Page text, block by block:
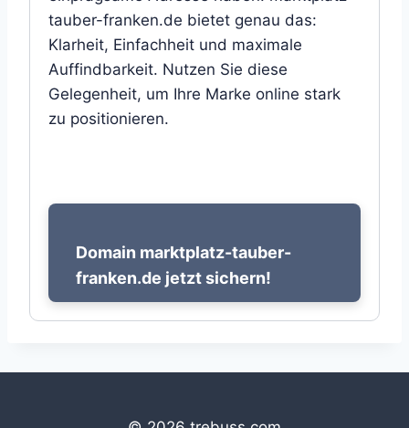
tauber-franken.de bietet genau das:
Klarheit, Einfachheit und maximale
Auffindbarkeit. Nutzen Sie diese
Gelegenheit, um Ihre Marke online stark
zu positionieren.
Domain marktplatz-tauber-
franken.de jetzt sichern!